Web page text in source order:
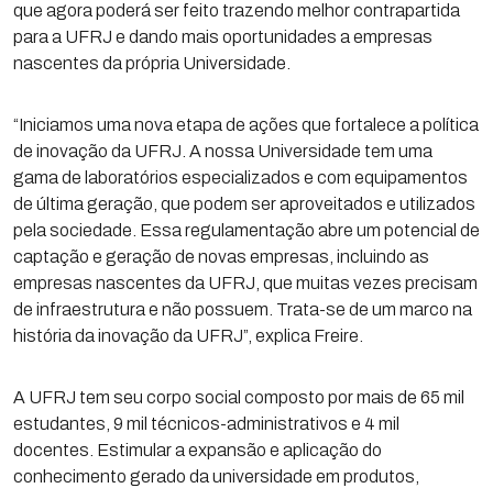
que agora poderá ser feito trazendo melhor contrapartida
para a UFRJ e dando mais oportunidades a empresas
nascentes da própria Universidade.
“Iniciamos uma nova etapa de ações que fortalece a política
de inovação da UFRJ. A nossa Universidade tem uma
gama de laboratórios especializados e com equipamentos
de última geração, que podem ser aproveitados e utilizados
pela sociedade. Essa regulamentação abre um potencial de
captação e geração de novas empresas, incluindo as
empresas nascentes da UFRJ, que muitas vezes precisam
de infraestrutura e não possuem. Trata-se de um marco na
história da inovação da UFRJ”, explica Freire.
A UFRJ tem seu corpo social composto por mais de 65 mil
estudantes, 9 mil técnicos-administrativos e 4 mil
docentes. Estimular a expansão e aplicação do
conhecimento gerado da universidade em produtos,